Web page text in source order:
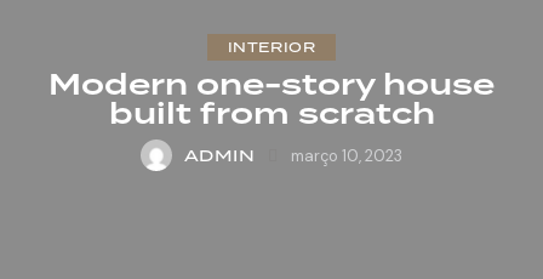
INTERIOR
Modern one-story house
built from scratch
ADMIN março 10, 2023